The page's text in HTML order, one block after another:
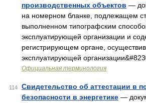
производственных объектов —
на номерном бланке, подлежащем
выполненном типографским
эксплуатирующей организации и
регистрирующем органе,
эксплуатирующей
Официальная терминология
114
Свидетельство об аттестации в
безопасности в энергетике —